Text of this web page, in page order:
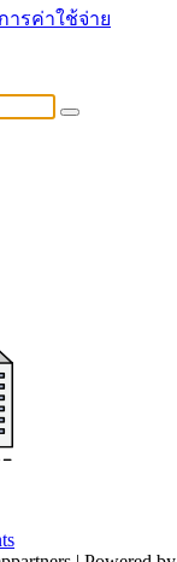
ารค่าใช้จ่าย